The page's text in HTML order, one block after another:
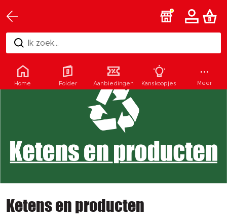
Ik zoek...
Ketens en producten
Home Folder Aanbiedingen Kanskoopjes Meer